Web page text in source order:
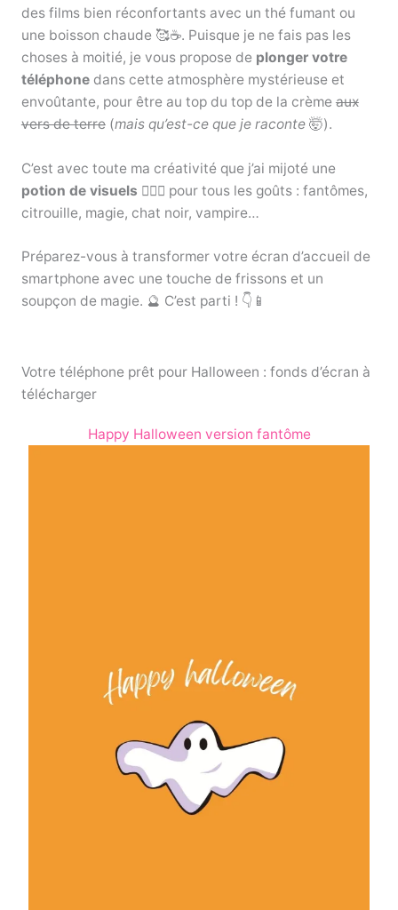
des films bien réconfortants avec un thé fumant ou
une boisson chaude 🥰☕. Puisque je ne fais pas les
choses à moitié, je vous propose de plonger votre
téléphonedans cette atmosphère mystérieuse et
envoûtante, pour être au top du top de la crème aux
vers de terre(mais qu’est-ce que je raconte🤯).
C’est avec toute ma créativité que j’ai mijoté une
potion de visuels 🧙‍♀️⚗️ pour tous les goûts : fantômes,
citrouille, magie, chat noir, vampire…
Préparez-vous à transformer votre écran d’accueil de
smartphone avec une touche de frissons et un
soupçon de magie. 🔮 C’est parti ! 👇📱
Votre téléphone prêt pour Halloween : fonds d’écran à
télécharger
Happy Halloween version fantôme